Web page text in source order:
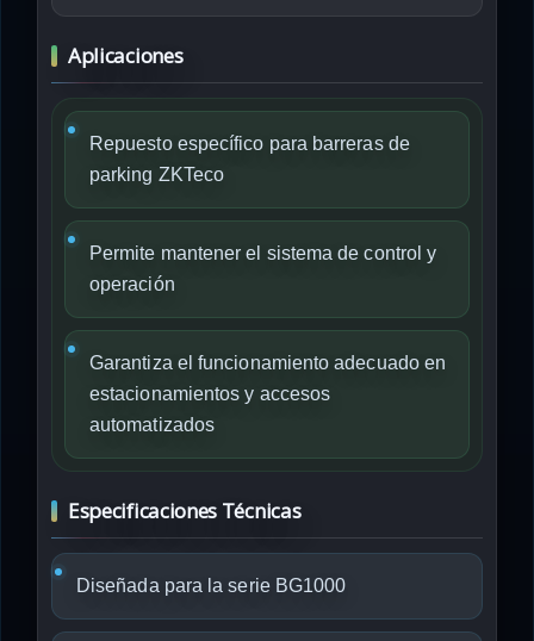
Aplicaciones
Repuesto específico para barreras de
parking ZKTeco
Permite mantener el sistema de control y
operación
Garantiza el funcionamiento adecuado en
estacionamientos y accesos
automatizados
Especificaciones Técnicas
Diseñada para la serie BG1000